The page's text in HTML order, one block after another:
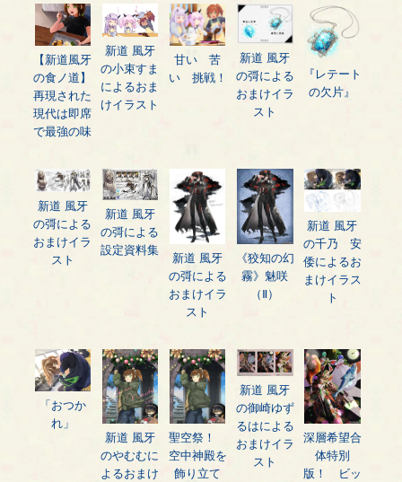
prev
【新道風牙
の食ノ道】
再現された
現代は即席
で最強の味
新道 風牙
の小束すま
によるおま
けイラスト
甘い 苦
い 挑戦！
新道 風牙
の彁による
おまけイラ
スト
『レテート
の欠片』
新道 風牙
の彁による
おまけイラ
スト
新道 風牙
の彁による
設定資料集
新道 風牙
の彁による
おまけイラ
スト
《狡知の幻
霧》魅咲
（Ⅱ）
新道 風牙
の千乃 安
倭によるお
まけイラス
ト
「おつか
れ」
新道 風牙
のやむむに
よるおまけ
聖空祭！
空中神殿を
飾り立て
新道 風牙
の御崎ゆず
るはによる
おまけイラ
スト
深層希望合
体特別
版！ ビッ